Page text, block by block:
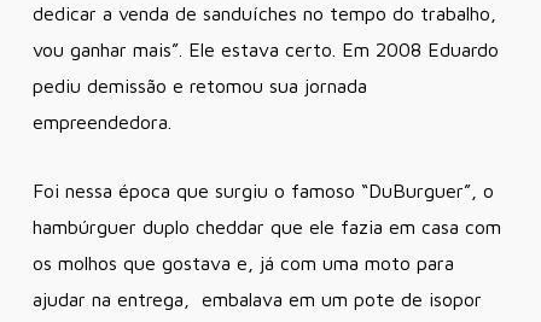
dedicar a venda de sanduíches no tempo do trabalho,
vou ganhar mais”. Ele estava certo. Em 2008 Eduardo
pediu demissão e retomou sua jornada
empreendedora.
Foi nessa época que surgiu o famoso “DuBurguer”, o
hambúrguer duplo cheddar que ele fazia em casa com
os molhos que gostava e, já com uma moto para
ajudar na entrega, embalava em um pote de isopor